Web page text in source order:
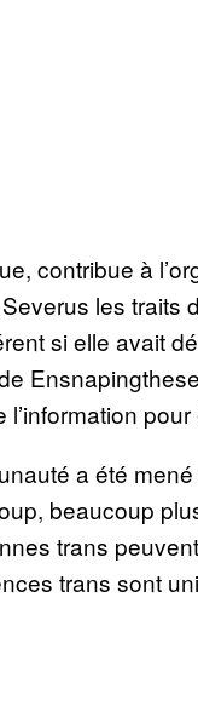
contribue à
les traits
si elle avait
a été
beaucoup
trans
trans sont